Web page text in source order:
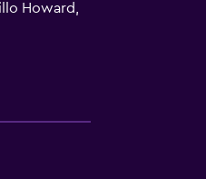
Howard,
preferidos